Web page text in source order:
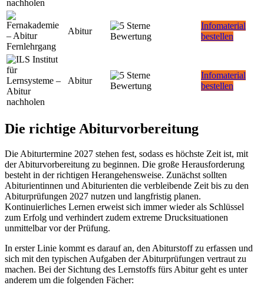
Abitur
Infomaterial
bestellen
Abitur
Infomaterial
bestellen
Die richtige Abiturvorbereitung
Die Abiturtermine 2027 stehen fest, sodass es höchste Zeit ist, mit
der Abiturvorbereitung zu beginnen. Die große Herausforderung
besteht in der richtigen Herangehensweise. Zunächst sollten
Abiturientinnen und Abiturienten die verbleibende Zeit bis zu den
Abiturprüfungen 2027 nutzen und langfristig planen.
Kontinuierliches Lernen erweist sich immer wieder als Schlüssel
zum Erfolg und verhindert zudem extreme Drucksituationen
unmittelbar vor der Prüfung.
In erster Linie kommt es darauf an, den Abiturstoff zu erfassen und
sich mit den typischen Aufgaben der Abiturprüfungen vertraut zu
machen. Bei der Sichtung des Lernstoffs fürs Abitur geht es unter
anderem um die folgenden Fächer: